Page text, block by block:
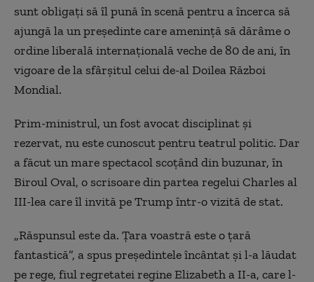
sunt obligaţi să îl pună în scenă pentru a încerca să
ajungă la un preşedinte care ameninţă să dărâme o
ordine liberală internaţională veche de 80 de ani, în
vigoare de la sfârşitul celui de-al Doilea Război
Mondial.
Prim-ministrul, un fost avocat disciplinat şi
rezervat, nu este cunoscut pentru teatrul politic. Dar
a făcut un mare spectacol scoţând din buzunar, în
Biroul Oval, o scrisoare din partea regelui Charles al
III-lea care îl invită pe Trump într-o vizită de stat.
„Răspunsul este da. Ţara voastră este o ţară
fantastică”, a spus preşedintele încântat şi l-a lăudat
pe rege, fiul regretatei regine Elizabeth a II-a, care l-